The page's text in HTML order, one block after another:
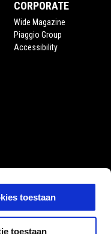
toestaan
toestaan
CORPORATE
Wide Magazine
Piaggio Group
Accessibility